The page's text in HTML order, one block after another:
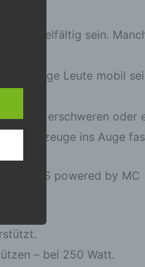
vielfältig sein.
junge Leute mobil
erschweren oder
Fahrzeuge ins Auge
powered by MC
– bei 250 Watt.